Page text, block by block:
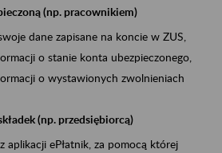
(np. pracownikiem)
dane zapisane na koncie w ZUS,
o stanie konta ubezpieczonego,
o wystawionych zwolnieniach
(np. przedsiębiorcą)
aplikacji ePłatnik, za pomocą której